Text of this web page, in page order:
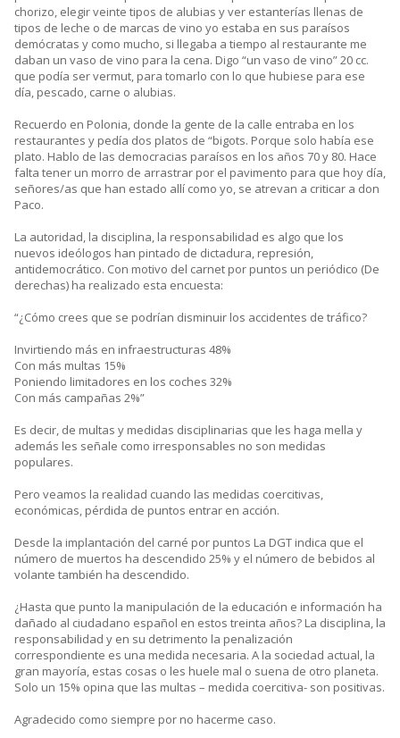
chorizo, elegir veinte tipos de alubias y ver estanterías llenas de
tipos de leche o de marcas de vino yo estaba en sus paraísos
demócratas y como mucho, si llegaba a tiempo al restaurante me
daban un vaso de vino para la cena. Digo “un vaso de vino” 20 cc.
que podía ser vermut, para tomarlo con lo que hubiese para ese
día, pescado, carne o alubias.
Recuerdo en Polonia, donde la gente de la calle entraba en los
restaurantes y pedía dos platos de “bigots. Porque solo había ese
plato. Hablo de las democracias paraísos en los años 70 y 80. Hace
falta tener un morro de arrastrar por el pavimento para que hoy día,
señores/as que han estado allí como yo, se atrevan a criticar a don
Paco.
La autoridad, la disciplina, la responsabilidad es algo que los
nuevos ideólogos han pintado de dictadura, represión,
antidemocrático. Con motivo del carnet por puntos un periódico (De
derechas) ha realizado esta encuesta:
“¿Cómo crees que se podrían disminuir los accidentes de tráfico?
Invirtiendo más en infraestructuras 48%
Con más multas 15%
Poniendo limitadores en los coches 32%
Con más campañas 2%”
Es decir, de multas y medidas disciplinarias que les haga mella y
además les señale como irresponsables no son medidas
populares.
Pero veamos la realidad cuando las medidas coercitivas,
económicas, pérdida de puntos entrar en acción.
Desde la implantación del carné por puntos La DGT indica que el
número de muertos ha descendido 25% y el número de bebidos al
volante también ha descendido.
¿Hasta que punto la manipulación de la educación e información ha
dañado al ciudadano español en estos treinta años? La disciplina, la
responsabilidad y en su detrimento la penalización
correspondiente es una medida necesaria. A la sociedad actual, la
gran mayoría, estas cosas o les huele mal o suena de otro planeta.
Solo un 15% opina que las multas – medida coercitiva- son positivas.
Agradecido como siempre por no hacerme caso.